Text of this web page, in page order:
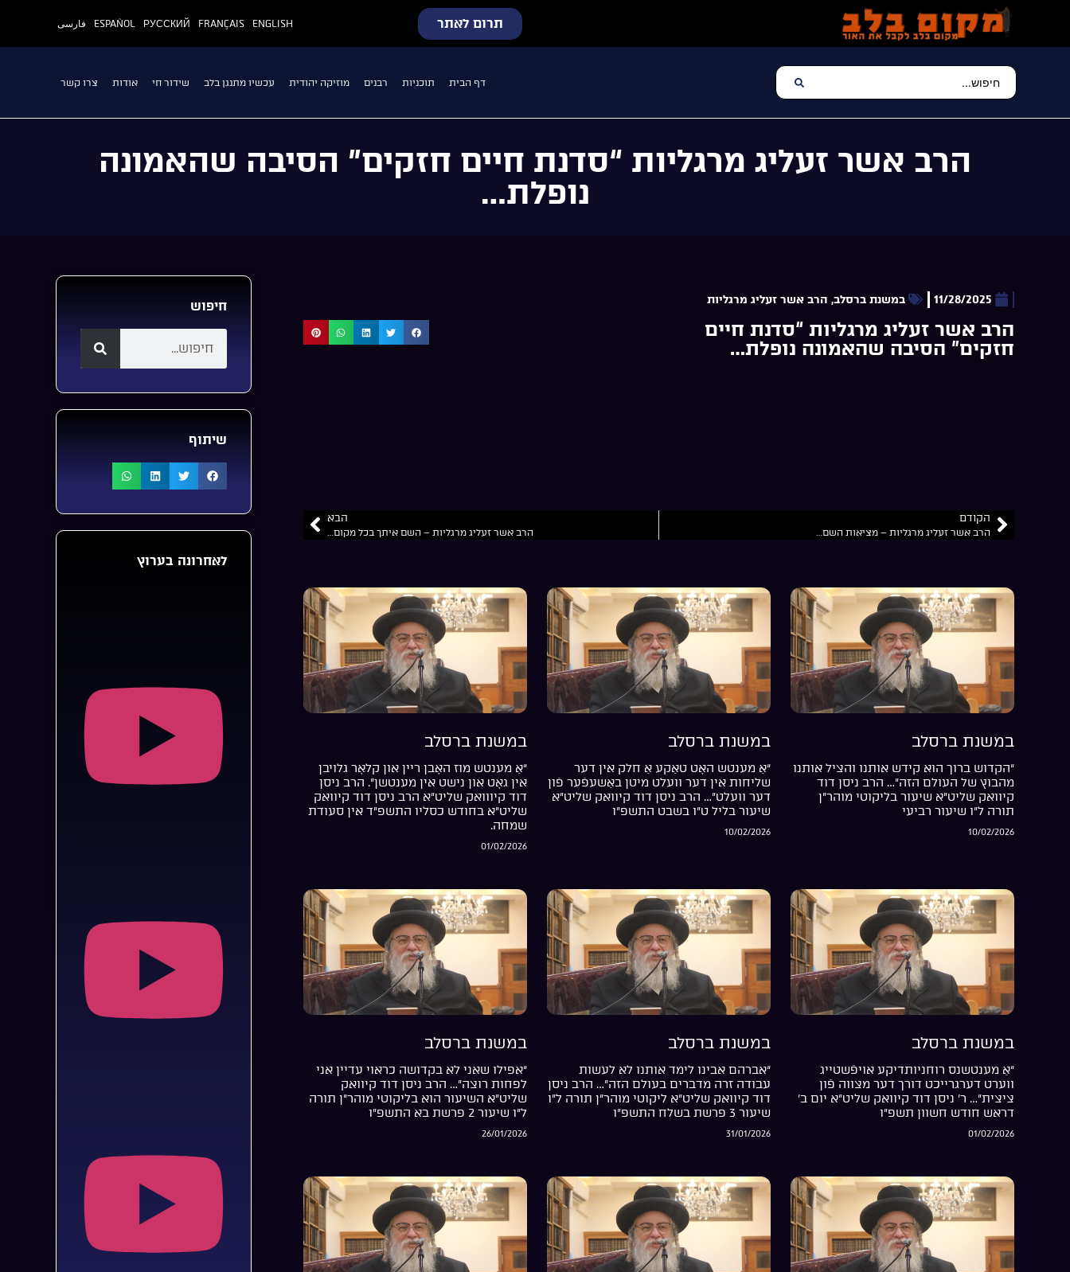
תרום לאתר ENGLISH
FRANÇAIS
РУССКИЙ
ESPAÑOL فارسی
דף הבית תוכניות רבנים מוזיקה יהודית עכשיו מתנגן בלב שידור חי אודות צרו קשר
הרב אשר זעליג מרגליות “סדנת חיים חזקים” הסיבה שהאמונה
נופלת…
11/28/2025 במשנת ברסלב, הרב אשר זעליג מרגליות
הרב אשר זעליג מרגליות “סדנת חיים
חזקים” הסיבה שהאמונה נופלת…
הקודם
הרב אשר זעליג מרגליות – מציאות השם…
הבא
הרב אשר זעליג מרגליות – השם איתך בכל מקום…
במשנת ברסלב
“הקדוש ברוך הוא קידש אותנו והציל אותנו
מהבוץ של העולם הזה”… הרב ניסן דוד
קיוואק שליט”א שיעור בליקוטי מוהר”ן
תורה ל”ו שיעור רביעי
10/02/2026
במשנת ברסלב
“אַ מענטש האָט טאַקע אַ חלק אין דער
שליחות אין דער וועלט מיטן באַשעפֿער פֿון
דער וועלט”… הרב ניסן דוד קיוואק שליט”א
שיעור בליל ט”ו בשבט התשפ”ו
10/02/2026
במשנת ברסלב
“אַ מענטש מוז האָבן ריין און קלאָר גלויבן
אין גאָט און נישט אין מענטשן”. הרב ניסן
דוד קיווואק שליט”א הרב ניסן דוד קיוואק
שליט”א בחודש כסליו התשפ”ד אין סעודת
שמחה.
01/02/2026
במשנת ברסלב
“אַ מענטשנס רוחניותדיקע אויפֿשטייג
ווערט דערגרייכט דורך דער מצווה פֿון
ציצית”… ר’ ניסן דוד קיוואק שליט”א יום ב’
דראש חודש חשוון תשפ”ו
01/02/2026
במשנת ברסלב
“אברהם אבינו לימד אותנו לא לעשות
עבודה זרה מדברים בעולם הזה”… הרב ניסן
דוד קיוואק שליט”א ליקוטי מוהר”ן תורה ל”ו
שיעור 3 פרשת בשלח התשפ”ו
31/01/2026
במשנת ברסלב
“אפילו שאני לא בקדושה כראוי עדיין אני
לפחות רוצה”… הרב ניסן דוד קיוואק
שליט”א השיעור הוא בליקוטי מוהר”ן תורה
ל”ו שיעור 2 פרשת בא התשפ”ו
26/01/2026
חיפוש
שיתוף
לאחרונה בערוץ